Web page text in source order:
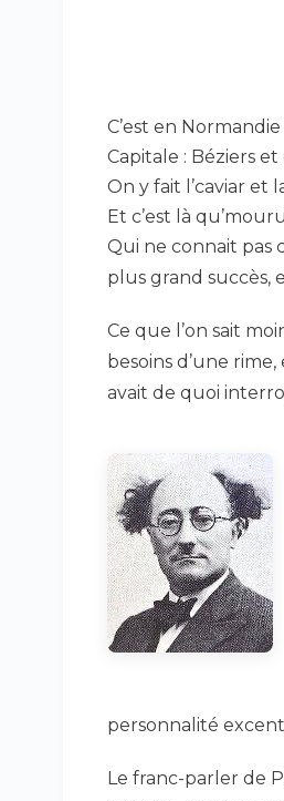
C’est en
Capitale : Béziers
On y fait l’caviar et
Et c’est là
Qui ne connait pas
plus grand succès,
Ce que l’on sait
besoins d’une
avait de quoi
personnalité
Le franc-parler de